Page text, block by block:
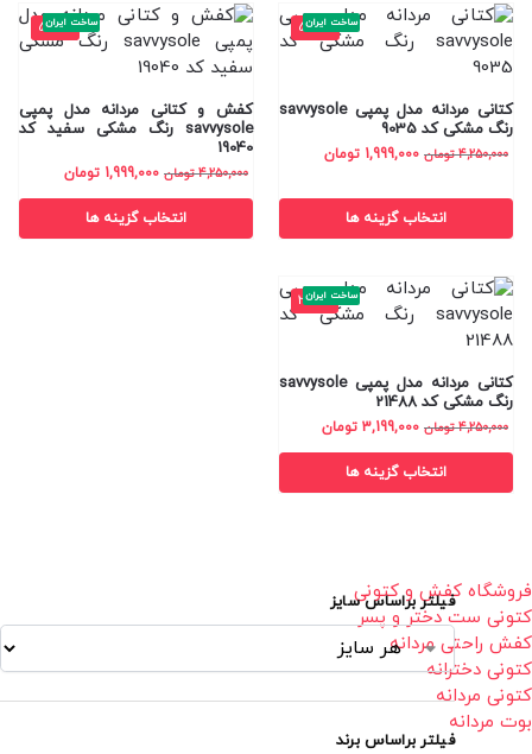
-53%
کتانی مردانه مدل پمپی savvysole
رنگ مشکی کد 9035
4,250,000 تومان 1,999,000 تومان
ساخت ایران
انتخاب گزینه ها
-53%
کفش و کتانی مردانه مدل پمپی
savvysole رنگ مشکی سفید کد
19040
4,250,000 تومان 1,999,000 تومان
ساخت ایران
انتخاب گزینه ها
-25%
کتانی مردانه مدل پمپی savvysole
رنگ مشکی کد 21488
4,250,000 تومان 3,199,000 تومان
ساخت ایران
انتخاب گزینه ها
فیلتر براساس سایز
فیلتر براساس برند
فروشگاه کفش و کتونی
کتونی ست دختر و پسر
کفش راحتی مردانه
کتونی دخترانه
کتونی مردانه
بوت مردانه